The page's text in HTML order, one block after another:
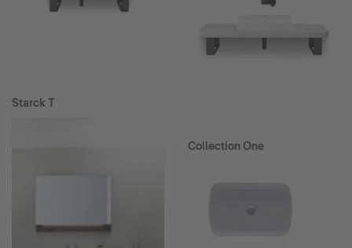
Starck T
Collection One